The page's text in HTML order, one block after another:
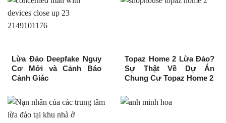
Lừa Đảo Deepfake Nguy
Cơ Mới và Cảnh Báo
Cảnh Giác
Topaz Home 2 Lừa Đảo?
Sự Thật Về Dự Án
Chung Cư Topaz Home 2